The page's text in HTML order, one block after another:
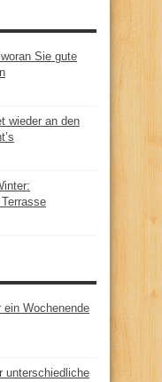
Sie gute
wieder an den
Wochenende
unterschiedliche